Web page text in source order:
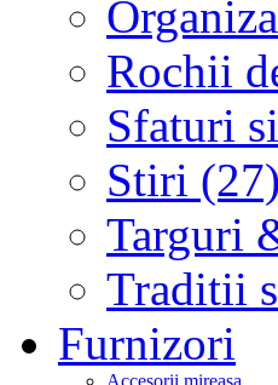
Rochii
Sfaturi
Stiri (27)
Targuri
Traditii
Furnizori
Accesorii mireasa